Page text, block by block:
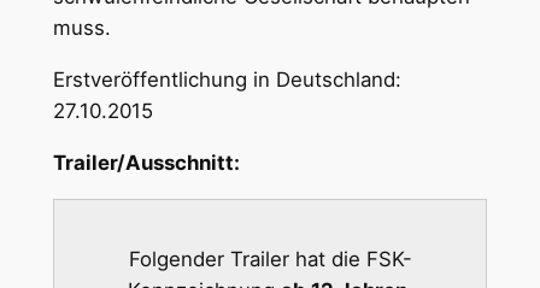
muss.
Erstveröffentlichung in Deutschland:
27.10.2015
Trailer/Ausschnitt:
Folgender Trailer hat die FSK-